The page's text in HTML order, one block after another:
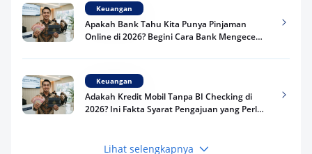
Keuangan
Apakah Bank Tahu Kita Punya Pinjaman
Online di 2026? Begini Cara Bank Mengecek
Keuangan
Adakah Kredit Mobil Tanpa BI Checking di
2026? Ini Fakta Syarat Pengajuan yang Perlu
Lihat selengkapnya